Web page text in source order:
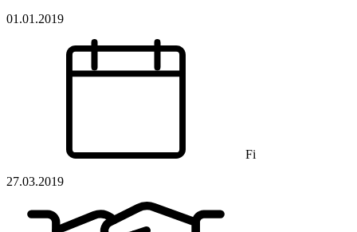
01.01.2019
Fi
27.03.2019